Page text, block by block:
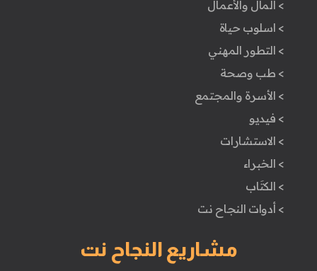
> المال والأعمال
> اسلوب حياة
> التطور المهني
> طب وصحة
> الأسرة والمجتمع
> فيديو
> الاستشارات
> الخبراء
> الكتَاب
> أدوات النجاح نت
مشاريع النجاح نت